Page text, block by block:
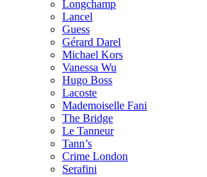
Longchamp
Lancel
Guess
Gérard Darel
Michael Kors
Vanessa Wu
Hugo Boss
Lacoste
Mademoiselle Fani
The Bridge
Le Tanneur
Tann’s
Crime London
Serafini